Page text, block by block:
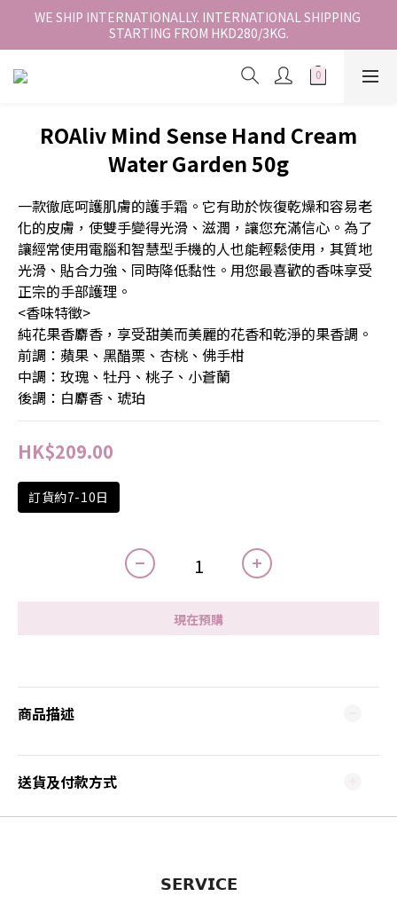
香港地區全店免運。免運費適用於香港順豐站、營業點或智能櫃取
件。
WE SHIP INTERNATIONALLY. INTERNATIONAL SHIPPING
STARTING FROM HKD280/3KG.
香港地區全店免運。免運費適用於香港順豐站、營業點或智能櫃取
ROAliv Mind Sense Hand Cream
Water Garden 50g
一款徹底呵護肌膚的護手霜。它有助於恢復乾燥和容易老
化的皮膚，使雙手變得光滑、滋潤，讓您充滿信心。為了
讓經常使用電腦和智慧型手機的人也能輕鬆使用，其質地
光滑、貼合力強、同時降低黏性。用您最喜歡的香味享受
正宗的手部護理。
<香味特徵>
純花果香麝香，享受甜美而美麗的花香和乾淨的果香調。
前調：蘋果、黑醋栗、杏桃、佛手柑
中調：玫瑰、牡丹、桃子、小蒼蘭
後調：白麝香、琥珀
HK$209.00
訂貨約7-10日
現在預購
商品描述
送貨及付款方式
𝗦𝗘𝗥𝗩𝗜𝗖𝗘